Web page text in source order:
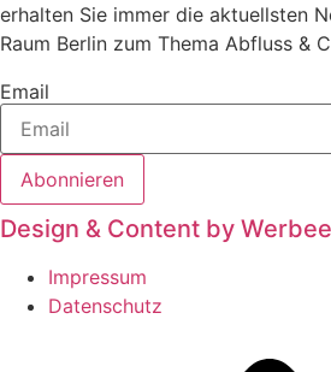
erhalten Sie immer die aktuellsten
Raum Berlin zum Thema Abfluss &
Email
Abonnieren
Design & Content by
Impressum
Datenschutz